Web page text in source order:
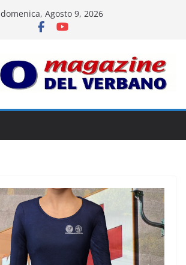
domenica, Agosto 9, 2026